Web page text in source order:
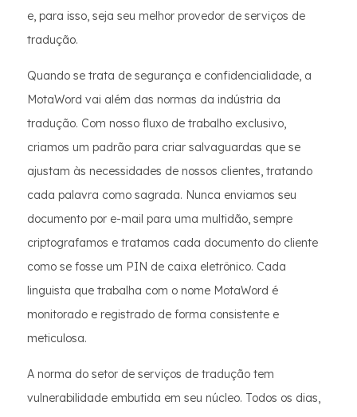
e, para isso, seja seu melhor provedor de serviços de
tradução.
Quando se trata de segurança e confidencialidade, a
MotaWord vai além das normas da indústria da
tradução. Com nosso fluxo de trabalho exclusivo,
criamos um padrão para criar salvaguardas que se
ajustam às necessidades de nossos clientes, tratando
cada palavra como sagrada. Nunca enviamos seu
documento por e-mail para uma multidão, sempre
criptografamos e tratamos cada documento do cliente
como se fosse um PIN de caixa eletrônico. Cada
linguista que trabalha com o nome MotaWord é
monitorado e registrado de forma consistente e
meticulosa.
A norma do setor de serviços de tradução tem
vulnerabilidade embutida em seu núcleo. Todos os dias,